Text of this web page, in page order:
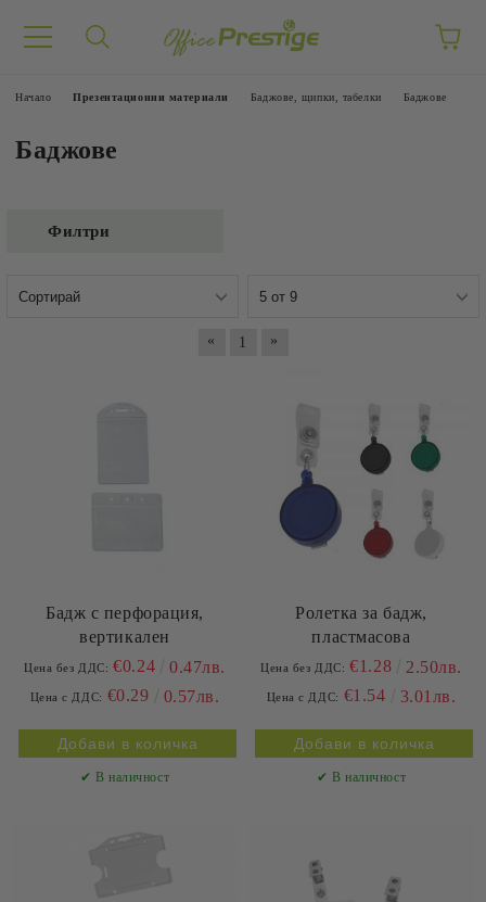
Начало Презентационни материали Баджове, щипки, табелки Баджове
Баджове
Филтри
« 1 »
Бадж с перфорация,
вертикален
Цена без ДДС: €0.24 0.47лв.
Цена с ДДС: €0.29 0.57лв.
✔ В наличност
Ролетка за бадж,
пластмасова
Цена без ДДС: €1.28 2.50лв.
Цена с ДДС: €1.54 3.01лв.
✔ В наличност